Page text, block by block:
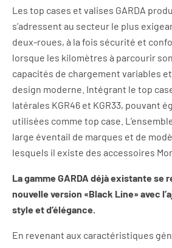
Les top cases et valises GARDA
s’adressent au secteur le plus
deux-roues, à la fois sécurité et
lorsque les kilomètres à parcourir
capacités de chargement variables
design moderne. Intégrant le top
latérales KGR46 et KGR33, pouvant
utilisées comme top case.
large éventail de marques et de
lesquels il existe des accessoires
La gamme GARDA déjà existante se
nouvelle version «Black Line» avec
style et d’élégance.
En revenant aux caractéristiques